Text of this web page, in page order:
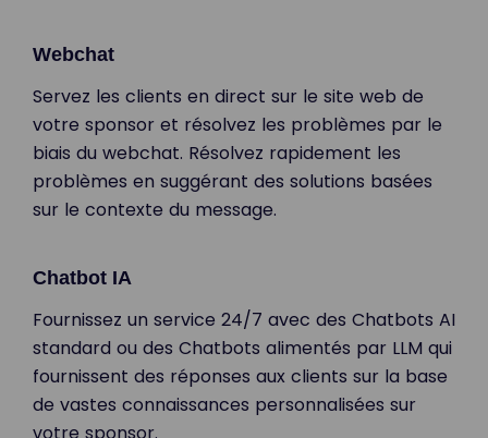
Webchat
Servez les clients en direct sur le site web de
votre sponsor et résolvez les problèmes par le
biais du webchat. Résolvez rapidement les
problèmes en suggérant des solutions basées
sur le contexte du message.
Chatbot IA
Fournissez un service 24/7 avec des Chatbots AI
standard ou des Chatbots alimentés par LLM qui
fournissent des réponses aux clients sur la base
de vastes connaissances personnalisées sur
votre sponsor.